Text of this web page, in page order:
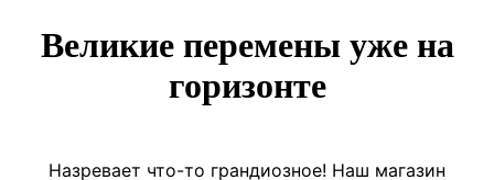
Великие перемены уже на
горизонте
Назревает что-то грандиозное! Наш магазин